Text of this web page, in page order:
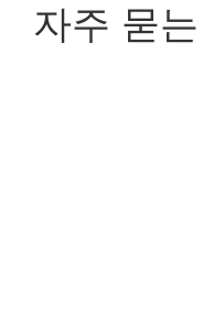
자주 묻